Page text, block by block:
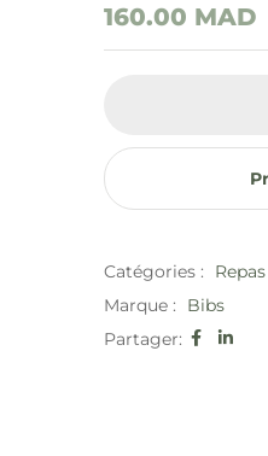
3.00sur
sur
160.00 MAD
Catégories : Repas
Marque :
Bibs
Partager: